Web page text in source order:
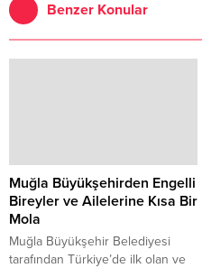
Benzer Konular
Muğla Büyükşehirden Engelli
Bireyler ve Ailelerine Kısa Bir
Mola
Muğla Büyükşehir Belediyesi
tarafından Türkiye’de ilk olan ve